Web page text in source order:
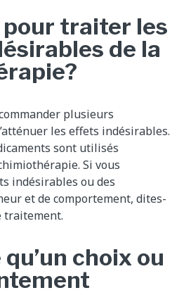
pour traiter les
de la
plusieurs
les effets indésirables.
sont utilisés
Si vous
indésirables ou des
et de comportement, dites-
traitement.
qu’un choix ou